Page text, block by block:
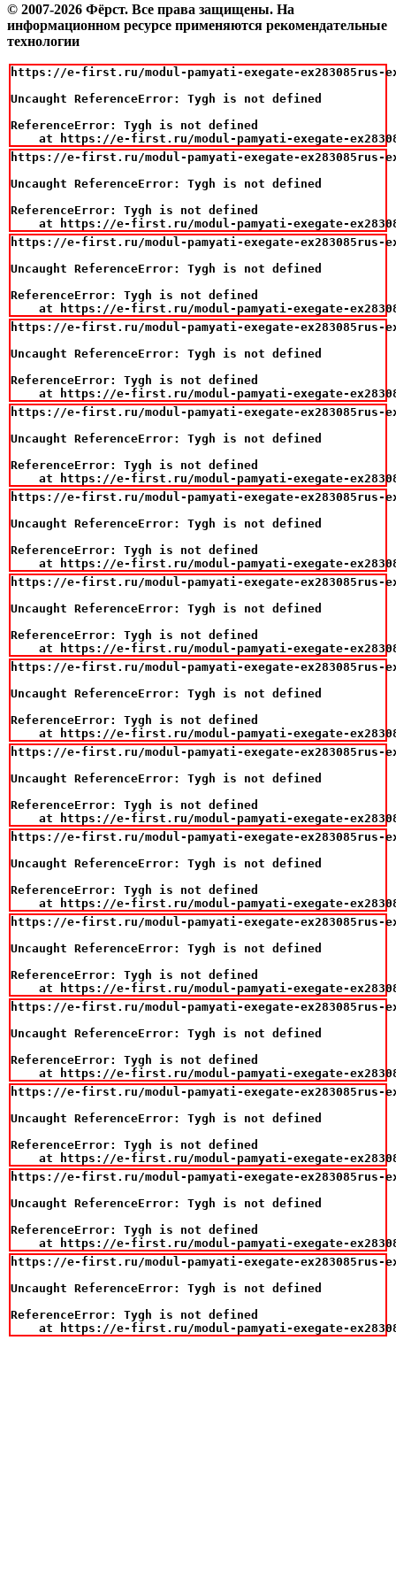
© 2007-2026 Фёрст. Все права защищены. На
информационном ресурсе применяются рекомендательные
технологии
https://e-first.ru/modul-pamyati-exegate-ex283085rus-
Uncaught ReferenceError: Tygh is not defined
ReferenceError: Tygh is not defined
at https://e-first.ru/modul-pamyati-exegate-
https://e-first.ru/modul-pamyati-exegate-ex283085rus-
Uncaught ReferenceError: Tygh is not defined
ReferenceError: Tygh is not defined
at https://e-first.ru/modul-pamyati-exegate-
https://e-first.ru/modul-pamyati-exegate-ex283085rus-
Uncaught ReferenceError: Tygh is not defined
ReferenceError: Tygh is not defined
at https://e-first.ru/modul-pamyati-exegate-
https://e-first.ru/modul-pamyati-exegate-ex283085rus-
Uncaught ReferenceError: Tygh is not defined
ReferenceError: Tygh is not defined
at https://e-first.ru/modul-pamyati-exegate-
https://e-first.ru/modul-pamyati-exegate-ex283085rus-
Uncaught ReferenceError: Tygh is not defined
ReferenceError: Tygh is not defined
at https://e-first.ru/modul-pamyati-exegate-
https://e-first.ru/modul-pamyati-exegate-ex283085rus-
Uncaught ReferenceError: Tygh is not defined
ReferenceError: Tygh is not defined
at https://e-first.ru/modul-pamyati-exegate-
https://e-first.ru/modul-pamyati-exegate-ex283085rus-
Uncaught ReferenceError: Tygh is not defined
ReferenceError: Tygh is not defined
at https://e-first.ru/modul-pamyati-exegate-
https://e-first.ru/modul-pamyati-exegate-ex283085rus-
Uncaught ReferenceError: Tygh is not defined
ReferenceError: Tygh is not defined
at https://e-first.ru/modul-pamyati-exegate-
https://e-first.ru/modul-pamyati-exegate-ex283085rus-
Uncaught ReferenceError: Tygh is not defined
ReferenceError: Tygh is not defined
at https://e-first.ru/modul-pamyati-exegate-
https://e-first.ru/modul-pamyati-exegate-ex283085rus-
Uncaught ReferenceError: Tygh is not defined
ReferenceError: Tygh is not defined
at https://e-first.ru/modul-pamyati-exegate-
https://e-first.ru/modul-pamyati-exegate-ex283085rus-
Uncaught ReferenceError: Tygh is not defined
ReferenceError: Tygh is not defined
at https://e-first.ru/modul-pamyati-exegate-
https://e-first.ru/modul-pamyati-exegate-ex283085rus-
Uncaught ReferenceError: Tygh is not defined
ReferenceError: Tygh is not defined
at https://e-first.ru/modul-pamyati-exegate-
https://e-first.ru/modul-pamyati-exegate-ex283085rus-
Uncaught ReferenceError: Tygh is not defined
ReferenceError: Tygh is not defined
at https://e-first.ru/modul-pamyati-exegate-
https://e-first.ru/modul-pamyati-exegate-ex283085rus-
Uncaught ReferenceError: Tygh is not defined
ReferenceError: Tygh is not defined
at https://e-first.ru/modul-pamyati-exegate-
https://e-first.ru/modul-pamyati-exegate-ex283085rus-
Uncaught ReferenceError: Tygh is not defined
ReferenceError: Tygh is not defined
at https://e-first.ru/modul-pamyati-exegate-